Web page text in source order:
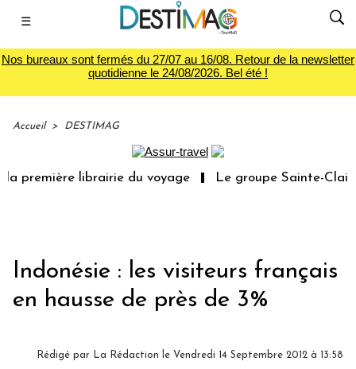
☰
Nos bureaux sont fermés du 27/07 au 16/08. Retour de la newsletter
quotidienne le 24/08/2026. Bel été !
Accueil > DESTIMAG
première librairie du voyage Le groupe Sainte-Claire
Indonésie : les visiteurs français
en hausse de près de 3%
Rédigé par La Rédaction le Vendredi 14 Septembre 2012 à 13:58